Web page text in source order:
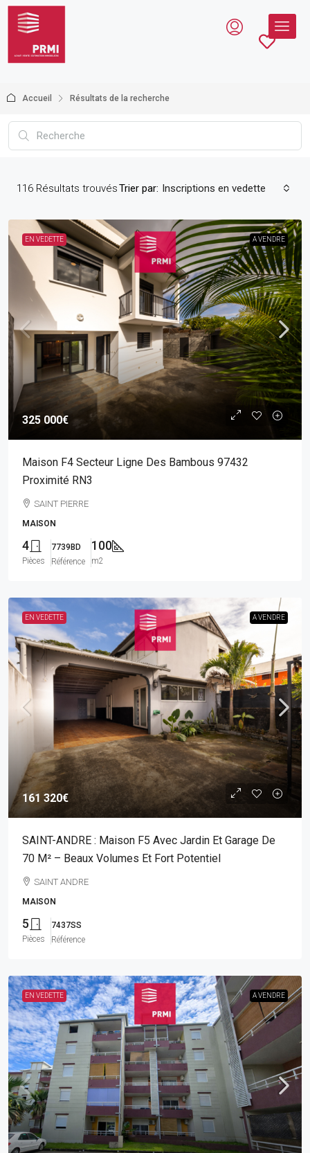
Accueil Résultats de la recherche
116 Résultats trouvésTrier par: Inscriptions en vedette
EN VEDETTE A VENDRE
325 000€
Maison F4 Secteur Ligne Des Bambous 97432
Proximité RN3
SAINT PIERRE
MAISON
4
Pièces
7739BD
Référence
100
m2
EN VEDETTE A VENDRE
161 320€
SAINT-ANDRE : Maison F5 Avec Jardin Et Garage De
70 M² – Beaux Volumes Et Fort Potentiel
SAINT ANDRE
MAISON
5
Pièces
7437SS
Référence
EN VEDETTE A VENDRE